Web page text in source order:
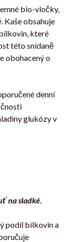
bio-vločky,
Kaše obsahuje
které
této snídaně
obohacený o
denní
glukózy v
na sladké.
podíl bílkovin a